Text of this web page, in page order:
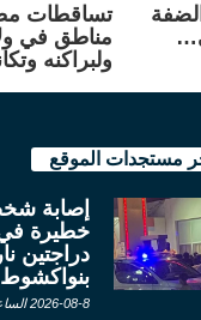
تساقطات
مناطق في
ولبراكنه
مستجدات الموقع
إصابة
خطيرة
دراجتين
بنواكشوط
2026-08-8 الساعة 21:35